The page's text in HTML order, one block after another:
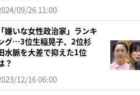
09/26 11:00
「嫌いな女性政治家」ランキ
グ…3位生稲晃子、2位杉
水脈を大差で抑えた1位
？
12/16 06:00